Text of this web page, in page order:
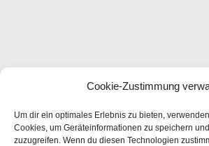
Cookie-Zustimmung
Um dir ein optimales Erlebnis zu bieten,
Cookies, um Geräteinformationen zu speichern
zuzugreifen. Wenn du diesen Technologien